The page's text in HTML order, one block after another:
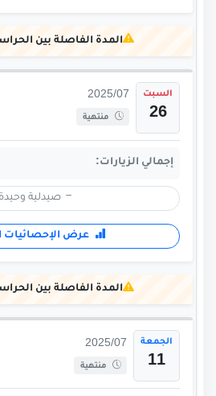
المدة الفاصلة بين
السبت
26
2025/07
منتهية
إجمالي الزيارات:
صيدلية وحيدة
عرض الإحصائيات
المدة الفاصلة بين
الجمعة
11
2025/07
منتهية